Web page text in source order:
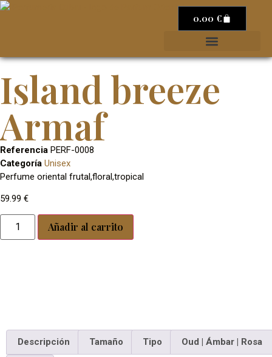
0.00 €
Island breeze
Armaf
Referencia PERF-0008
Categoría Unisex
Perfume oriental frutal,floral,tropical
59.99 €
Añadir al carrito
Descripción Tamaño Tipo Oud | Ámbar | Rosa